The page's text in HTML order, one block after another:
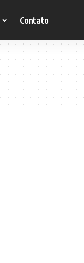
Contato